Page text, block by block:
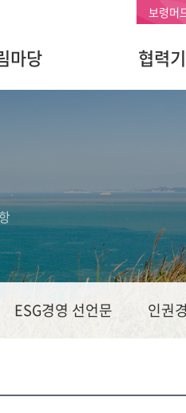
마당 협력
보령머
ESG경영 선언문 인권